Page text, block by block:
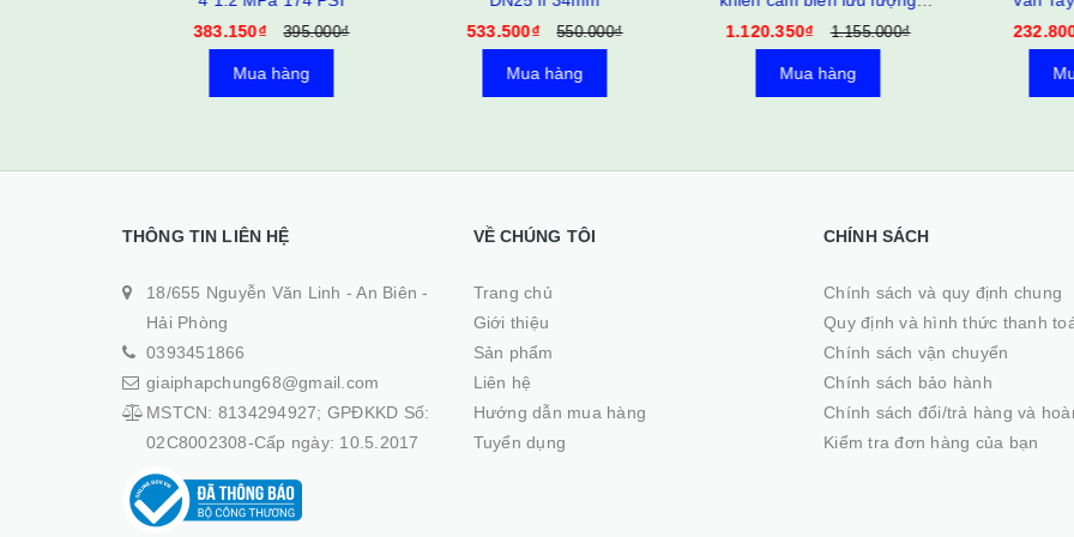
383.150₫
395.000₫
Mua hàng
533.500₫
550.000₫
Mua hàng
1.120.350₫ 1.155.000₫
Mua hàng
232.800₫
THÔNG TIN LIÊN HỆ
18/655 Nguyễn Văn Linh - An Biên -
Hải Phòng
0393451866
giaiphapchung68@gmail.com
MSTCN: 8134294927; GPĐKKD Số:
02C8002308-Cấp ngày: 10.5.2017
VỀ CHÚNG TÔI
Trang chủ
Giới thiệu
Sản phẩm
Liên hệ
Hướng dẫn mua hàng
Tuyển dụng
CHÍNH SÁCH
Chính sách và quy định chung
Quy định và hình thức thanh
Chính sách vận chuyển
Chính sách bảo hành
Chính sách đổi/trả hàng và
Kiểm tra đơn hàng của bạn